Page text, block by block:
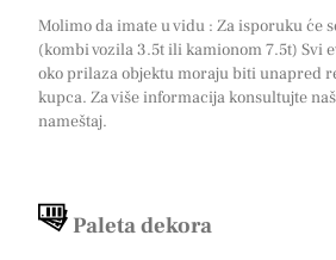
Molimo da imate u vidu : Za isporuku će
(kombi vozila 3.5t ili kamionom 7.5t) Svi
oko prilaza objektu moraju biti unapred
kupca. Za više informacija konsultujte
nameštaj.
Paleta dekora